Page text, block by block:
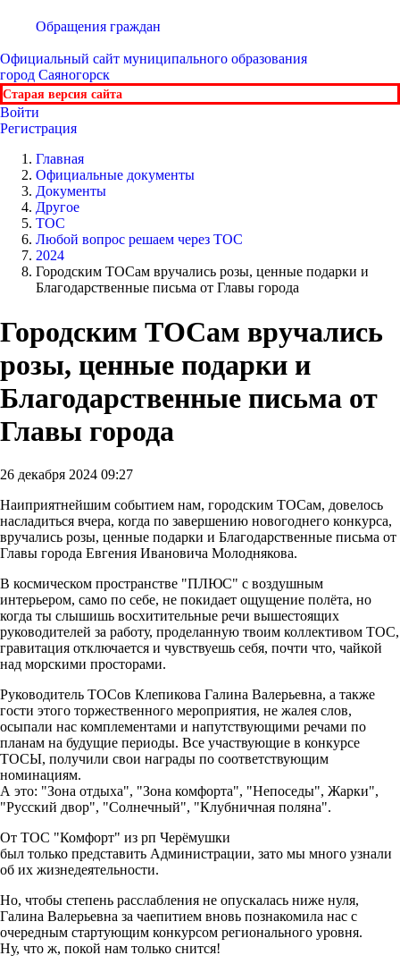
Обращения граждан
Официальный сайт муниципального образования
город Саяногорск
Старая версия сайта
Войти
Регистрация
Главная
Официальные документы
Документы
Другое
ТОС
Любой вопрос решаем через ТОС
2024
Городским ТОСам вручались розы, ценные подарки и
Благодарственные письма от Главы города
Городским ТОСам вручались
розы, ценные подарки и
Благодарственные письма от
Главы города
26 декабря 2024 09:27
Наиприятнейшим событием нам, городским ТОСам, довелось
насладиться вчера, когда по завершению новогоднего конкурса,
вручались розы, ценные подарки и Благодарственные письма от
Главы города Евгения Ивановича Молоднякова.
В космическом пространстве "ПЛЮС" с воздушным
интерьером, само по себе, не покидает ощущение полёта, но
когда ты слышишь восхитительные речи вышестоящих
руководителей за работу, проделанную твоим коллективом ТОС,
гравитация отключается и чувствуешь себя, почти что, чайкой
над морскими просторами.
Руководитель ТОСов Клепикова Галина Валерьевна, а также
гости этого торжественного мероприятия, не жалея слов,
осыпали нас комплементами и напутствующими речами по
планам на будущие периоды. Все участвующие в конкурсе
ТОСЫ, получили свои награды по соответствующим
номинациям.
А это: "Зона отдыха", "Зона комфорта", "Непоседы", Жарки",
"Русский двор", "Солнечный", "Клубничная поляна".
От ТОС "Комфорт" из рп Черёмушки
был только представить Администрации, зато мы много узнали
об их жизнедеятельности.
Но, чтобы степень расслабления не опускалась ниже нуля,
Галина Валерьевна за чаепитием вновь познакомила нас с
очередным стартующим конкурсом регионального уровня.
Ну, что ж, покой нам только снится!